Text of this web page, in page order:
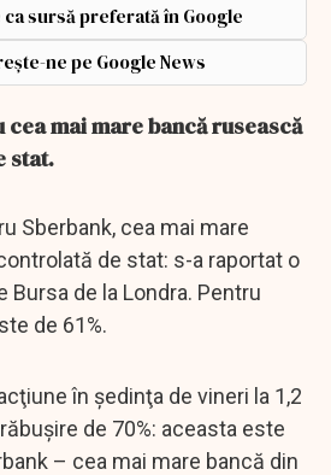
ca sursă preferată în Google
ne pe Google News
cea mai mare bancă rusească
stat.
Sberbank, cea mai mare
de stat: s-a raportat o
Bursa de la Londra. Pentru
de 61%.
în şedinţa de vineri la 1,2
de 70%: aceasta este
– cea mai mare bancă din